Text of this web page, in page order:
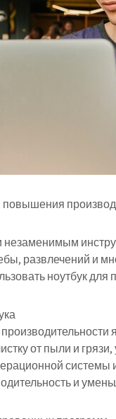
повышения
развлечений и
ноутбук
от пыли и
и